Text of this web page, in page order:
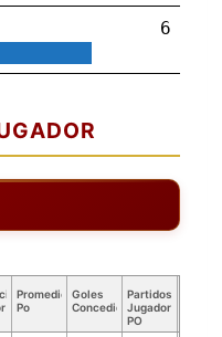
6
Promedio
Po
Goles
Concedidos
Partidos
Jugador
PO